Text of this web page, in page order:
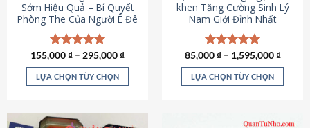
chọn
trên
trang
sản
phẩm
Sớm Hiệu Quả – Bí Quyết
Phòng The Của Người Ê Đê
Được xếp
hạng4.95
5 sao
155,000₫ – 295,000₫
LỰA CHỌN TÙY CHỌN
này
khen Tăng Cường Sinh Lý
Nam Giới Đỉnh Nhất
Được xếp
hạng5.00
5 sao
85,000₫– 1,595,000₫
LỰA CHỌN TÙY CHỌN
này